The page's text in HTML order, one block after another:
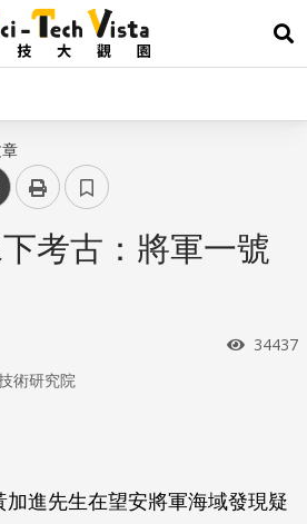
展
考古：將軍一號
瀏覽次
34437
術研究院
進先生在望安將軍海域發現疑